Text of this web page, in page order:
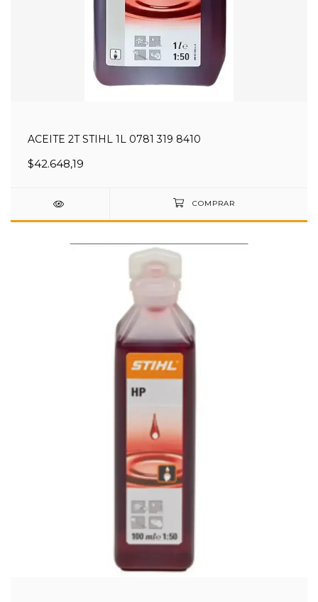
ACEITE 2T STIHL 1L 0781 319 8410
$42.648,19